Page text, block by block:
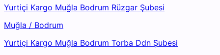
Yurtiçi Kargo Muğla Bodrum Rüzgar Şubesi
Muğla / Bodrum
Yurtiçi Kargo Muğla Bodrum Torba Ddn Şubesi